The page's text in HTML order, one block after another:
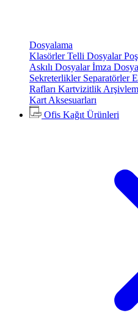
Dosyalama
KlasörlerTelli Dosyalar
Askılı Dosyalarİmza
Sekreterlikler Separatörler
Rafları Kartvizitlik
Kart Aksesuarları
Ofis Kağıt Ürünleri